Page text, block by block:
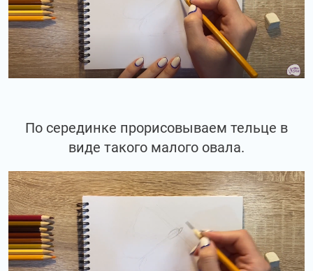
По серединке прорисовываем тельце в
виде такого малого овала.